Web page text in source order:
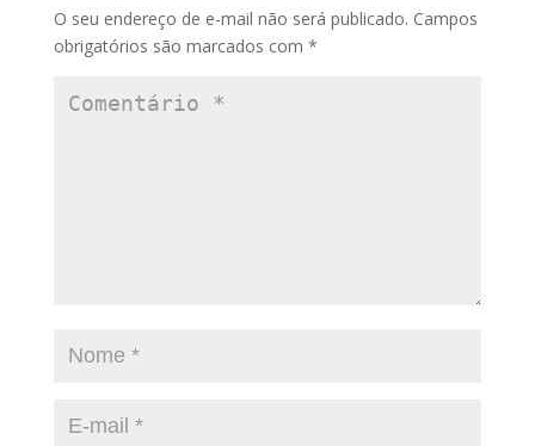
O seu endereço de e-mail não será publicado. Campos
obrigatórios são marcados com *